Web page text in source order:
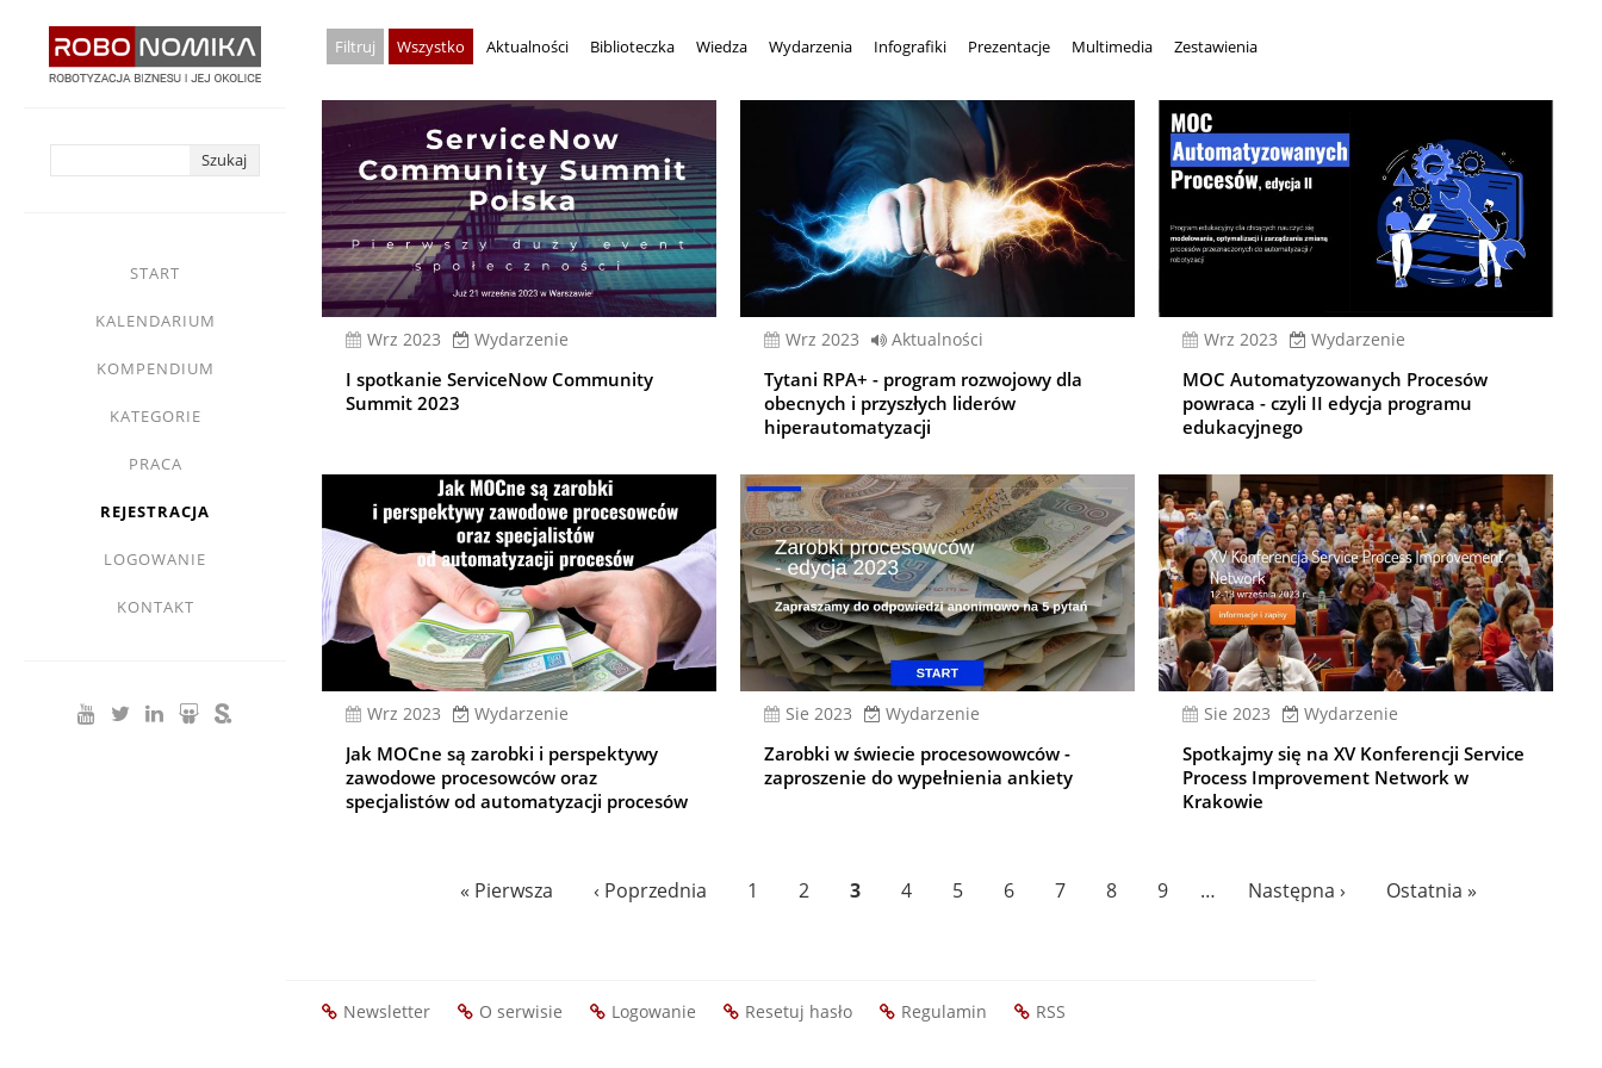
START
KALENDARIUM
KOMPENDIUM
KATEGORIE
PRACA
REJESTRACJA
LOGOWANIE
KONTAKT
Wszystko Aktualności Biblioteczka Wiedza Wydarzenia Infografiki Prezentacje Multimedia Zestawienia
wrz 2023 Wydarzenie
I spotkanie ServiceNow Community
Summit 2023
wrz 2023 Aktualności
Tytani RPA+ - program rozwojowy dla
obecnych i przyszłych liderów
hiperautomatyzacji
wrz 2023 Wydarzenie
MOC Automatyzowanych Procesów
powraca - czyli II edycja programu
edukacyjnego
wrz 2023 Wydarzenie
Jak MOCne są zarobki i perspektywy
zawodowe procesowców oraz
specjalistów od automatyzacji procesów
sie 2023 Wydarzenie
Zarobki w świecie procesowowców -
zaproszenie do wypełnienia ankiety
sie 2023 Wydarzenie
Spotkajmy się na XV Konferencji Service
Process Improvement Network w
Krakowie
Pierwsza
« Pierwsza
Poprzednia
‹ Poprzednia Page
1 Page
2
Bieżąca
3 Page
4 Page
5 Page
6 Page
7 Page
8 Page
9 …
Następna
Następna ›
Ostatnia
Ostatnia »
Newsletter O serwisie Logowanie Resetuj hasło Regulamin RSS